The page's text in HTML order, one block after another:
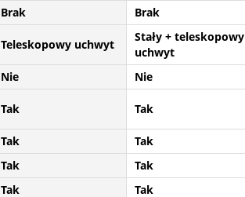
Brak Brak
Teleskopowy uchwyt
Stały + teleskopowy
uchwyt
Nie Nie
Tak Tak
Tak Tak
Tak Tak
Tak Tak